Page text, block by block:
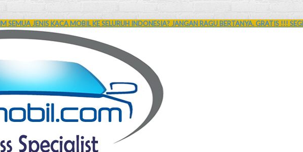
SEMUA JENIS KACA MOBIL KE SELURUH INDONESIA? JANGAN RAGU BERTANYA. GRATIS !!!